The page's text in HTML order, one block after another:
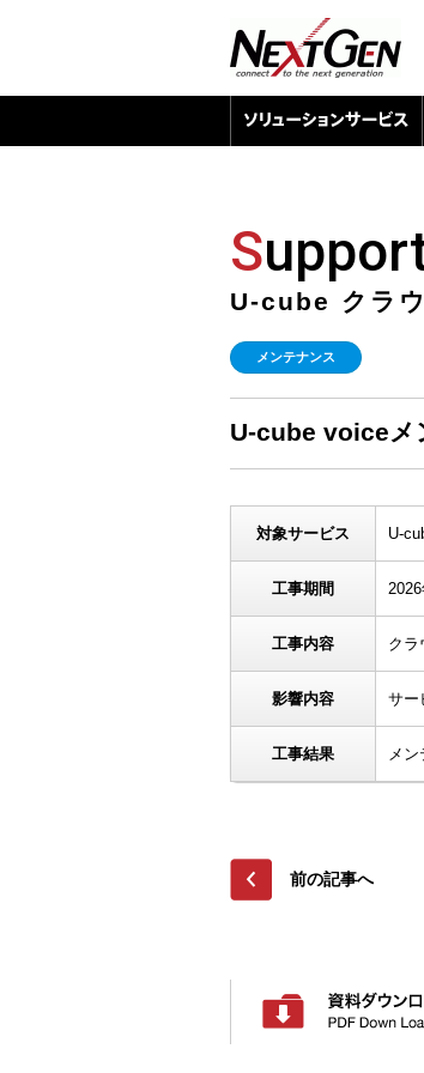
S
U-cube クラ
メンテナンス
U-cube voiceメ
対象サービス U-
工事期間
工事内容 クラ
影響内容 サー
工事結果 メン
前の記事へ